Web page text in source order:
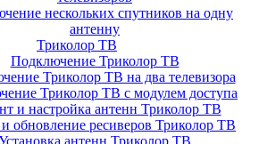
нескольких спутников на одну
антенну
Триколор ТВ
Подключение Триколор ТВ
Триколор ТВ на два телевизора
Триколор ТВ с модулем доступа
и настройка антенн Триколор ТВ
обновление ресиверов Триколор ТВ
антенн Триколор ТВ